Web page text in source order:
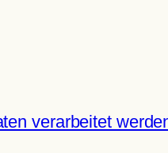
verarbeitet